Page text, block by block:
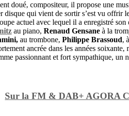
doué, compositeur, il propose une
disque qui vient de sortir s’est vu offrir
actuel avec lequel il a enregistré
au piano, Renaud Gensane à la
au trombone, Philippe Brassoud,
ancrée dans les années
passionnant et fort sympathique, un
Sur la FM & DAB+ AGORA